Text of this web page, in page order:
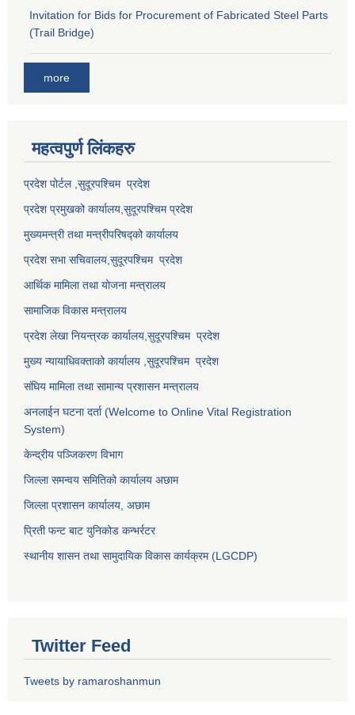
Invitation for Bids for Procurement of Fabricated Steel Parts
(Trail Bridge)
more
महत्वपुर्ण लि‌ंकहरु
प्रदेश पोर्टल ,सुदूरपश्चिम प्रदेश
प्रदेश प्रमुखको कार्यालय, सुदूरपश्चिमप्रदेश
मुख्यमन्त्री तथा मन्त्रीपरिषद्को कार्यालय
प्रदेश सभा सचिवालय, सुदूरपश्चिम प्रदेश
आर्थिक मामिला तथा योजना मन्त्रालय
सामाजिक विकास मन्त्रालय
प्रदेश लेखा नियन्त्रक कार्यालय, सुदूरपश्चिम प्रदेश
मुख्य न्यायाधिवक्ताको कार्यालय , सुदूरपश्चिम प्रदेश
संघिय मामिला तथा सामान्य प्रशासन मन्त्रालय
अनलाईन घटना दर्ता (Welcome to Online Vital Registration
System)
केन्द्रीय पञ्जिकरण विभाग
जिल्ला समन्वय समितिको कार्यालय अछाम
जिल्ला प्रशासन कार्यालय, अछाम
प्रिती फन्ट बाट युनिकोड कन्भर्रटर
स्थानीय शासन तथा सामुदायिक विकास कार्यक्रम (LGCDP)
Twitter Feed
Tweets by ramaroshanmun